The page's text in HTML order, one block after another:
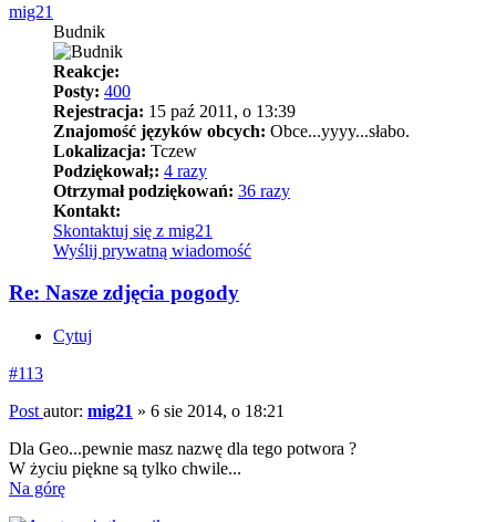
mig21
Budnik
Reakcje:
Posty: 400
Rejestracja: 15 paź 2011, o 13:39
Znajomość języków obcych: Obce...yyyy...słabo.
Lokalizacja: Tczew
Podziękował;: 4 razy
Otrzymał podziękowań: 36 razy
Kontakt:
Skontaktuj się z mig21
Wyślij prywatną wiadomość
Re: Nasze zdjęcia pogody
Cytuj
#113
Post autor: mig21 » 6 sie 2014, o 18:21
Dla Geo...pewnie masz nazwę dla tego potwora ?
W życiu piękne są tylko chwile...
Na górę